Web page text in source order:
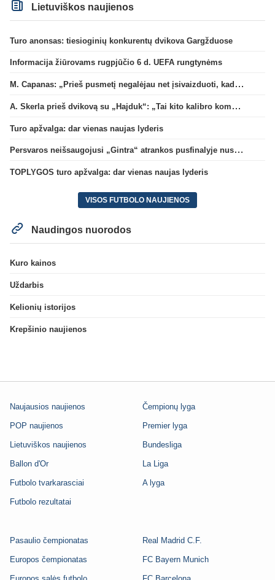
Lietuviškos naujienos
Turo anonsas: tiesioginių konkurentų dvikova Gargžduose
Informacija žiūrovams rugpjūčio 6 d. UEFA rungtynėms
M. Capanas: „Prieš pusmetį negalėjau net įsivaizduoti, kad žaisime prieš „Hajduk“
A. Skerla prieš dvikovą su „Hajduk“: „Tai kito kalibro komanda“
Turo apžvalga: dar vienas naujas lyderis
Persvaros neišsaugojusi „Gintra“ atrankos pusfinalyje nusileido Škotijos čempionėms
TOPLYGOS turo apžvalga: dar vienas naujas lyderis
VISOS FUTBOLO NAUJIENOS
Naudingos nuorodos
Kuro kainos
Uždarbis
Kelionių istorijos
Krepšinio naujienos
Naujausios naujienos
POP naujienos
Lietuviškos naujienos
Ballon d'Or
Futbolo tvarkarasciai
Futbolo rezultatai
Čempionų lyga
Premier lyga
Bundesliga
La Liga
A lyga
Pasaulio čempionatas
Europos čempionatas
Real Madrid C.F.
FC Bayern Munich